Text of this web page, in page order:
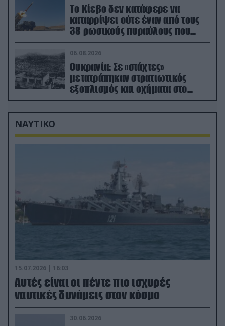
Το Κίεβο δεν κατάφερε να
καταρρίψει ούτε έναν από τους
38 ρωσικούς πυραύλους που
εκτοξεύτηκαν εναντίον του
06.08.2026
Ουκρανία: Σε «στάχτες»
μετατράπηκαν στρατιωτικός
εξοπλισμός και οχήματα στο
Κίεβο μετά από ρωσικά
πλήγματα (βίντεο)
ΝΑΥΤΙΚΟ
15.07.2026 | 16:03
Aυτές είναι οι πέντε πιο ισχυρές
ναυτικές δυνάμεις στον κόσμο
30.06.2026